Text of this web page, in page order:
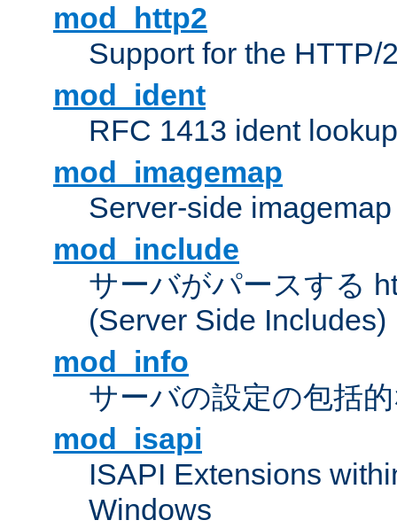
mod_http2
Support for the HTTP/
mod_ident
RFC 1413 ident
mod_imagemap
Server-side
mod_include
サーバがパースする
(Server Side Includes)
mod_info
サーバの設定の包括
mod_isapi
ISAPI Extensions
Windows